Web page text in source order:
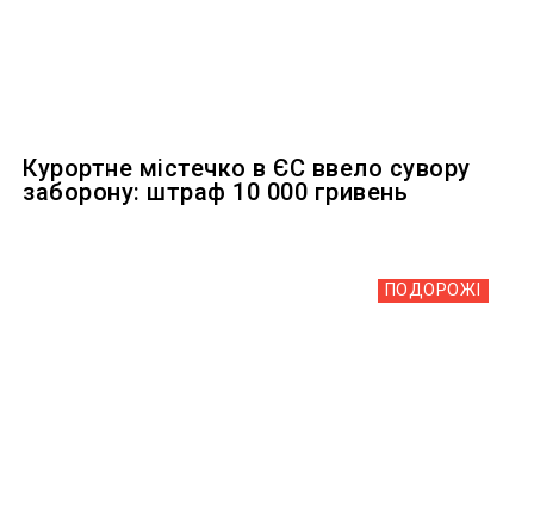
Курортне містечко в ЄС ввело сувору
заборону: штраф 10 000 гривень
ПОДОРОЖІ